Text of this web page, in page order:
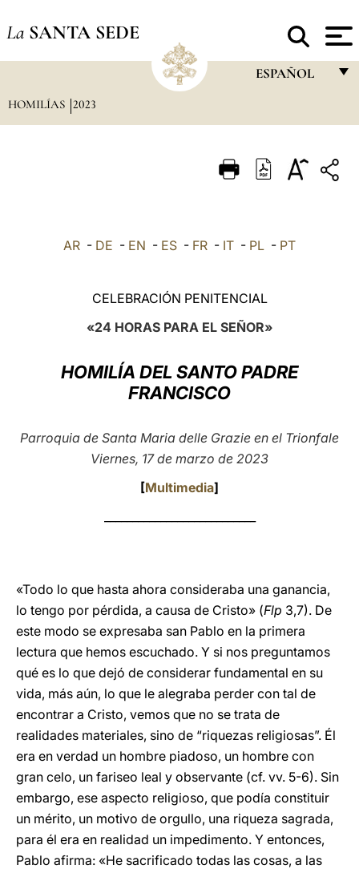
La SANTA SEDE
ESPAÑOL
ITALIANO
POLSKI
العربيّة
HOMILÍAS 2023
AR - DE - EN - ES - FR - IT - PL - PT
CELEBRACIÓN PENITENCIAL
«24 HORAS PARA EL SEÑOR»
HOMILÍA DEL SANTO PADRE
FRANCISCO
Parroquia de Santa Maria delle Grazie en el Trionfale
Viernes, 17 de marzo de 2023
[Multimedia]
«Todo lo que hasta ahora consideraba una ganancia,
lo tengo por pérdida, a causa de Cristo» (Flp 3,7). De
este modo se expresaba san Pablo en la primera
lectura que hemos escuchado. Y si nos preguntamos
qué es lo que dejó de considerar fundamental en su
vida, más aún, lo que le alegraba perder con tal de
encontrar a Cristo, vemos que no se trata de
realidades materiales, sino de “riquezas religiosas”. Él
era en verdad un hombre piadoso, un hombre con
gran celo, un fariseo leal y observante (cf. vv. 5-6). Sin
embargo, ese aspecto religioso, que podía constituir
un mérito, un motivo de orgullo, una riqueza sagrada,
para él era en realidad un impedimento. Y entonces,
Pablo afirma: «He sacrificado todas las cosas, a las